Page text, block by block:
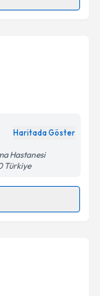
Aydınlatma
talebi
için bir
Aydınlatma
belirtilen
Haritada Göster
Hastanesi
Türkiye
talebi
için bir